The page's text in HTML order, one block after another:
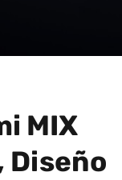
MIX
Diseño